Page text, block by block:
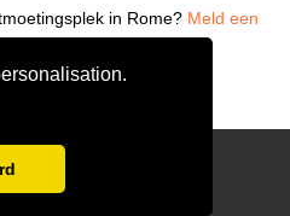
in Rome? Meld een